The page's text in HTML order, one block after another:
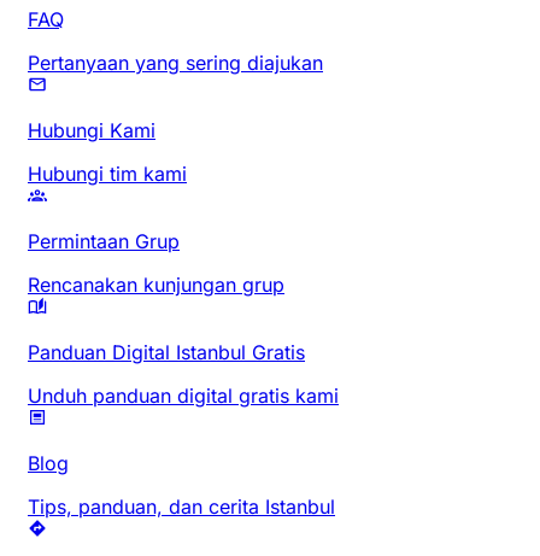
FAQ
Pertanyaan yang sering diajukan
Hubungi Kami
Hubungi tim kami
Permintaan Grup
Rencanakan kunjungan grup
Panduan Digital Istanbul Gratis
Unduh panduan digital gratis kami
Blog
Tips, panduan, dan cerita Istanbul